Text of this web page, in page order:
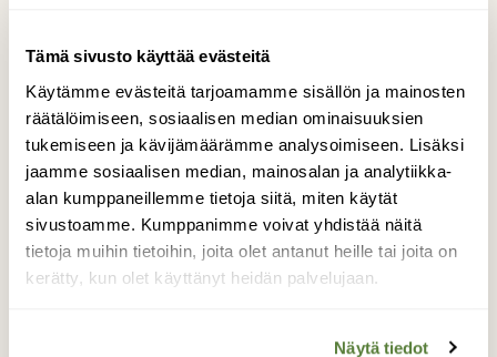
Tämä sivusto käyttää evästeitä
Käytämme evästeitä tarjoamamme sisällön ja mainosten
räätälöimiseen, sosiaalisen median ominaisuuksien
tukemiseen ja kävijämäärämme analysoimiseen. Lisäksi
jaamme sosiaalisen median, mainosalan ja analytiikka-
alan kumppaneillemme tietoja siitä, miten käytät
sivustoamme. Kumppanimme voivat yhdistää näitä
tietoja muihin tietoihin, joita olet antanut heille tai joita on
kerätty, kun olet käyttänyt heidän palvelujaan.
Näytä tiedot
Tue ajankohtaista ja asiantuntevaa
luonto- ja ympäristöjournalismia.
Tilaa Suomen Luonto ja tule mukaan
luonnonystävien joukkoon!
Alk. 3 numeroa 23,40 €.
Tilaa nyt!